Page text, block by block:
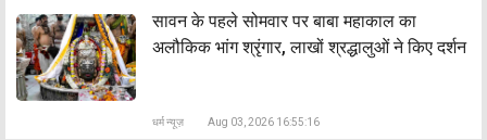
सावन के पहले सोमवार पर बाबा महाकाल का
अलौकिक भांग श्रृंगार, लाखों श्रद्धालुओं ने किए दर्शन
धर्म न्यूज़ Aug 03, 2026 16:55:16